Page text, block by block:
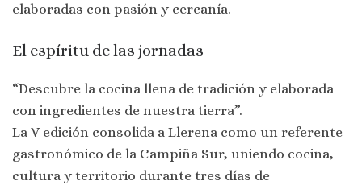
elaboradas con pasión y cercanía.
El espíritu de las jornadas
“Descubre la cocina llena de tradición y elaborada
con ingredientes de nuestra tierra”.
La V edición consolida a Llerena como un referente
gastronómico de la Campiña Sur, uniendo cocina,
cultura y territorio durante tres días de